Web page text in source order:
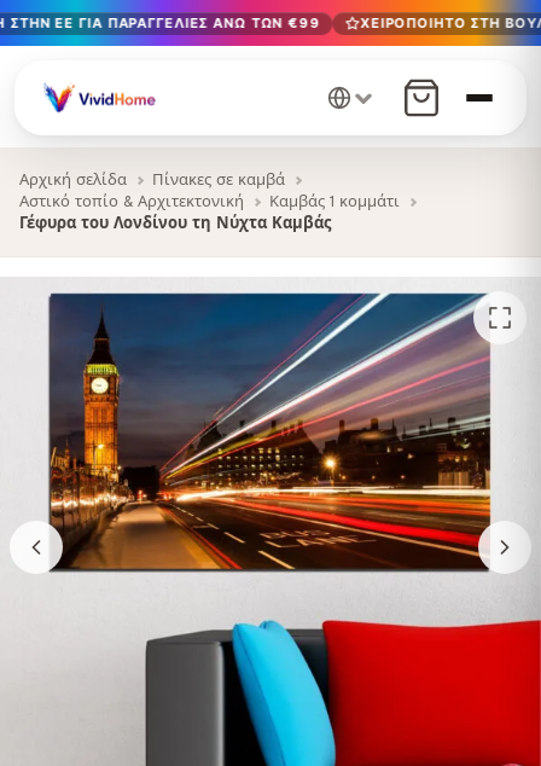
Δωρεάν παράδοση στην ΕΕ για παραγγελίες άνω των €99
Χειροποίητο στη Βουλγαρία · Παράδοση σε 1-7 ημέρες σε
12+ χρόνια χειροτεχνίας · Μόνο υλικά υψηλής ποιότητας
ΕΕ ΓΙΑ ΠΑΡΑΓΓΕΛΊΕΣ ΆΝΩ ΤΩΝ €99 ΧΕΙΡΟΠΟΊΗΤΟ ΣΤΗ
Αρχική σελίδα
Πίνακες σε καμβά
Αστικό τοπίο & Αρχιτεκτονική
Καμβάς 1 κομμάτι
Γέφυρα του Λονδίνου τη Νύχτα Καμβάς